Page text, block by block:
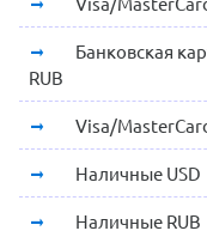
Банковская
RUB
Visa/
Наличные USD
Наличные RUB